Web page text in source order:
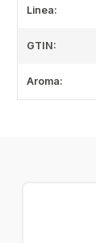
Linea:
GTIN:
Aroma: